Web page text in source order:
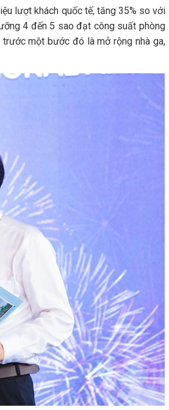
lượt khách quốc tế, tăng 35% so với
4 đến 5 sao đạt công suất phòng
một bước đó là mở rộng nhà ga,